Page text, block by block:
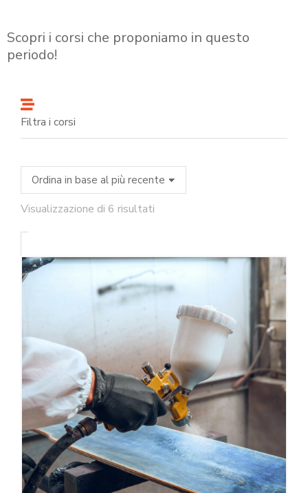
Scopri i corsi che proponiamo in questo
periodo!
Filtra i corsi
Visualizzazione di 6 risultati